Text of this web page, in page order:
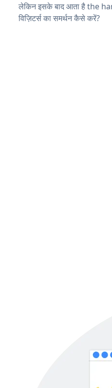
लेकिन इसके बाद आता है the
विज़िटर्स का समर्थन कैसे करें?